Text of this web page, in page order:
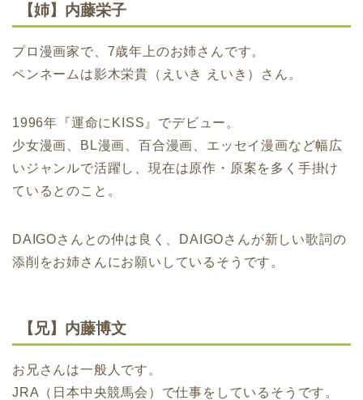
【姉】内藤栄子
プロ漫画家で、7歳年上のお姉さんです。
ペンネームは影木栄貴（えいき えいき）さん。
1996年『運命にKISS』でデビュー。
少女漫画、BL漫画、百合漫画、エッセイ漫画など幅広
いジャンルで活躍し、現在は原作・原案を多く手掛け
ているとのこと。
DAIGOさんとの仲は良く、DAIGOさんが新しい歌詞の
添削をお姉さんにお願いしているそうです。
【兄】内藤博文
お兄さんは一般人です。
JRA（日本中央競馬会）で仕事をしているそうです。